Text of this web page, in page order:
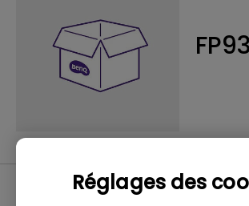
Réglages des